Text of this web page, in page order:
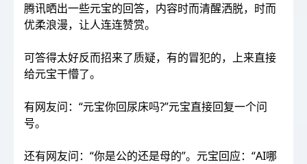
腾讯晒出一些元宝的回答，内容时而清醒洒脱，时而
优柔浪漫，让人连连赞赏。
可答得太好反而招来了质疑，有的冒犯的，上来直接
给元宝干懵了。
有网友问：“元宝你回尿床吗?”元宝直接回复一个问
号。
还有网友问：“你是公的还是母的”。元宝回应：“AI哪